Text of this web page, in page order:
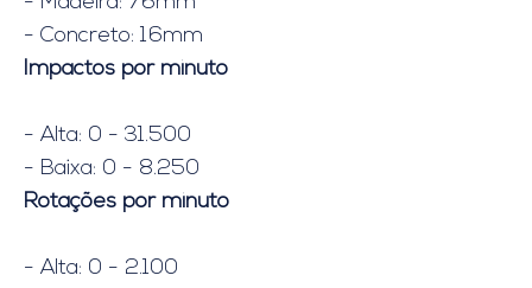
- Concreto: 16mm
Impactos por minuto
- Alta: 0 - 31.500
- Baixa: 0 - 8.250
Rotações por minuto
- Alta: 0 - 2.100